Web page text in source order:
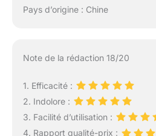
Pays d’origine : Chine
Note de la rédaction 18/20
1. Efficacité :
2. Indolore :
3. Facilité d’utilisation :
4. Rapport qualité-prix :